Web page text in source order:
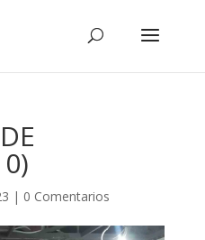
| 0 Comentarios